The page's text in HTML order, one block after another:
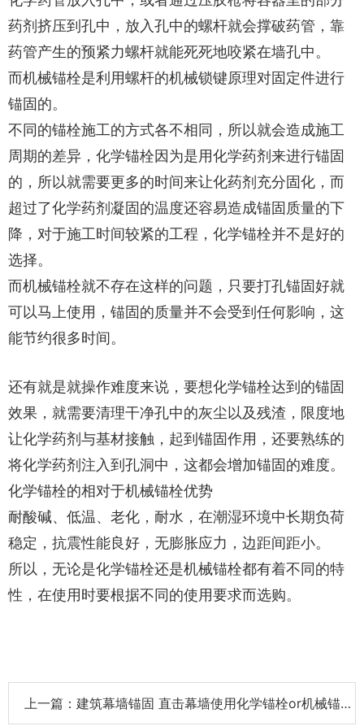
药剂挤压到孔中，放入孔中的螺杆就会撑破药管，靠
药管产生的预紧力螺杆就能死死地咬紧在墙孔中。
而机械锚栓是利用螺杆的机械锁键原理对固定件进行
锚固的。
不同的锚栓施工的方式各不相同，所以就会造成施工
周期的差异，化学锚栓因为是用化学药剂来进行锚固
的，所以就需要更多的时间来让化药剂充分固化，而
超过了化学药剂凝固的温度还容易造成锚固质量的下
降，对于施工时间较紧的工程，化学锚栓并不是好的
选择。
而机械锚栓就不存在这样的问题，只要打孔锚固好就
可以马上使用，锚固的质量并不会受到任何影响，这
能节约很多时间。
还有就是就操作难度来说，要想化学锚栓达到的锚固
效果，就需要清理干净孔中的灰尘以及残渣，限度地
让化学药剂与基材接触，起到锚固作用，还要熟练的
将化学药剂注入到孔洞中，这都会增加锚固的难度。
化学锚栓的相对于机械锚栓优势
耐酸碱、低温、老化，耐水，在潮湿环境中长期负荷
稳定，抗震性能良好，无膨胀应力，边距间距小。
所以，无论是化学锚栓还是机械锚栓都有着不同的特
性，在使用时要根据不同的使用要求而选购。
上一篇：建筑幕墙锚固 直击幕墙使用化学锚栓or机械锚